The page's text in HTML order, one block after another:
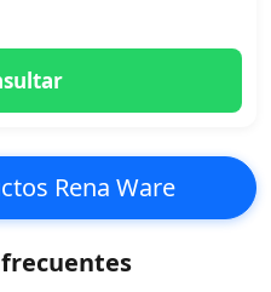
Rena Ware